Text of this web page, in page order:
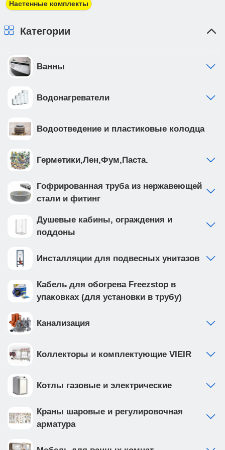
плательщика.
Настенные комплекты
Категории
Ванны
Водонагреватели
Водоотведение и пластиковые колодца
Герметики,Лен,Фум,Паста.
Гофрированная труба из нержавеющей
стали и фитинг
Душевые кабины, ограждения и
поддоны
Инсталляции для подвесных унитазов
Кабель для обогрева Freezstop в
упаковках (для установки в трубу)
Канализация
Коллекторы и комплектующие VIEIR
Котлы газовые и электрические
Краны шаровые и регулировочная
арматура